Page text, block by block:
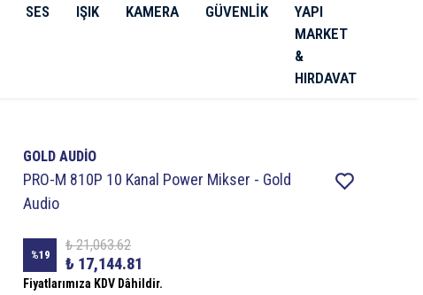
SES IŞIK KAMERA GÜVENLİK
YAPI
MARKET
&
HIRDAVAT
GOLD AUDİO
PRO-M 810P 10 Kanal Power Mikser - Gold
Audio
%19
₺ 21,063.62
₺ 17,144.81
Fiyatlarımıza KDV Dâhildir.